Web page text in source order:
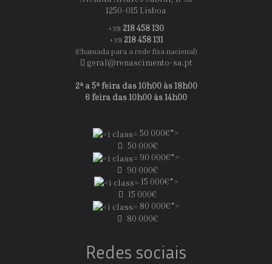
1250-015 Lisboa
+351 218 458 130
+351 218 458 131
(Chamada para a rede fixa nacional)
geral@renascimento-sa.pt
2ª a 5ª feira das 10h00 às 18h00
6 feira das 10h00 às 14h00
50 000€">
50 000€
90 000€">
90 000€
15 000€">
15 000€
80 000€">
80 000€
Redes sociais